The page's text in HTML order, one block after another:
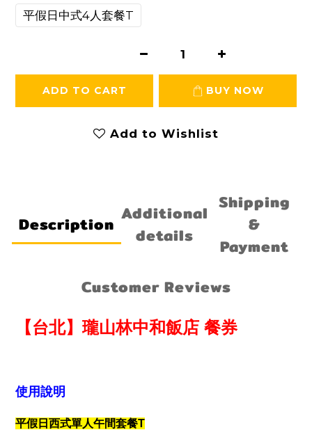
平假日中式4人套餐T
ADD TO CART BUY NOW
Add to Wishlist
Description Additional
details
Shipping
&
Payment
Customer Reviews
【台北】瓏山林中和飯店 餐券
使用說明
平假日西式單人午間套餐T